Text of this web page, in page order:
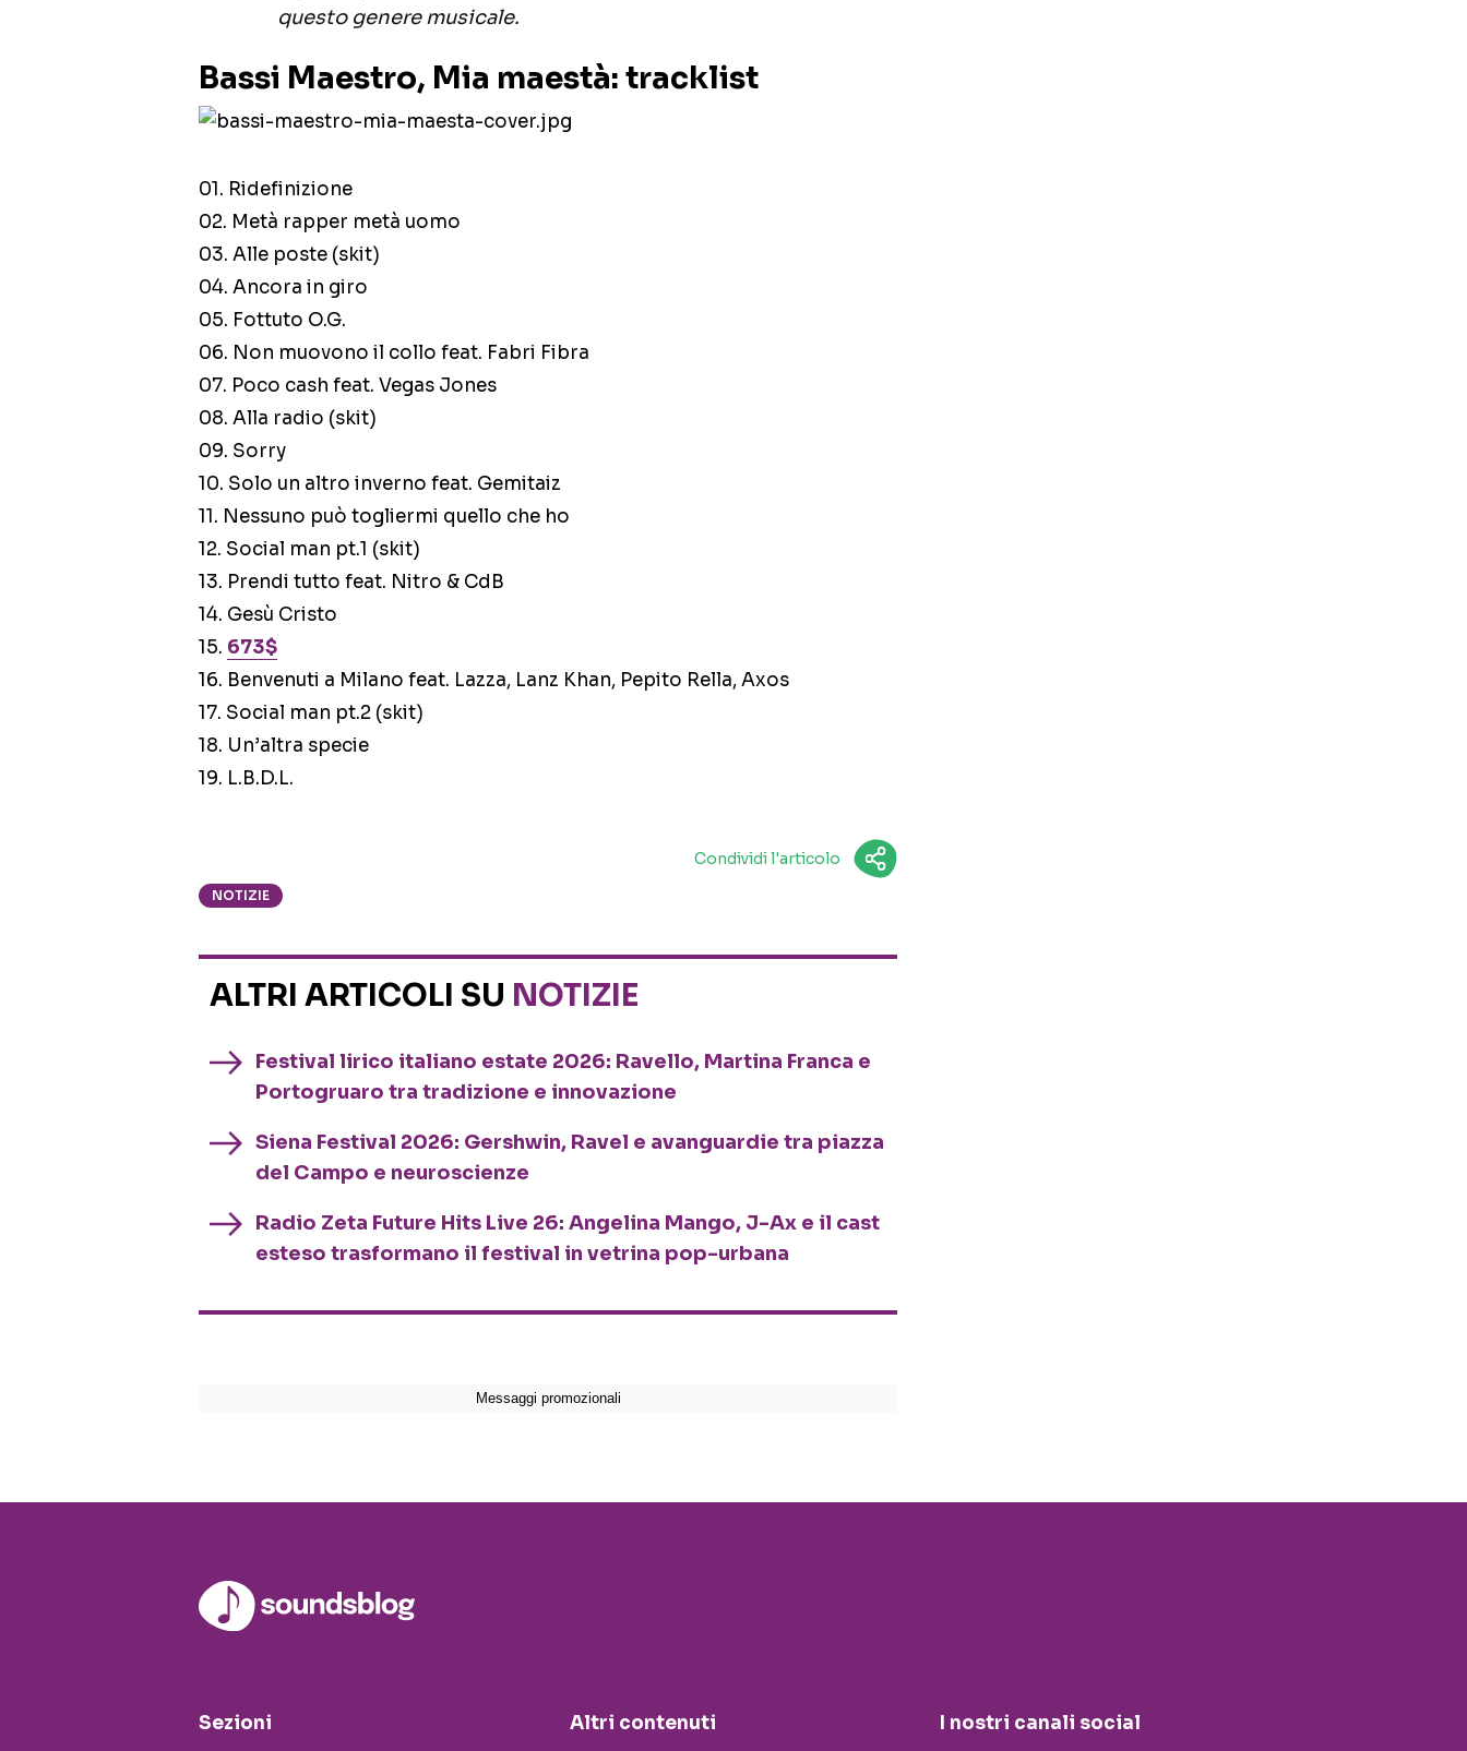
questo genere musicale.
Bassi Maestro, Mia maestà: tracklist
01. Ridefinizione
02. Metà rapper metà uomo
03. Alle poste (skit)
04. Ancora in giro
05. Fottuto O.G.
06. Non muovono il collo feat. Fabri Fibra
07. Poco cash feat. Vegas Jones
08. Alla radio (skit)
09. Sorry
10. Solo un altro inverno feat. Gemitaiz
11. Nessuno può togliermi quello che ho
12. Social man pt.1 (skit)
13. Prendi tutto feat. Nitro & CdB
14. Gesù Cristo
15. 673$
16. Benvenuti a Milano feat. Lazza, Lanz Khan, Pepito Rella, Axos
17. Social man pt.2 (skit)
18. Un’altra specie
19. L.B.D.L.
Condividi l'articolo
NOTIZIE
ALTRI ARTICOLI SU NOTIZIE
Festival lirico italiano estate 2026: Ravello, Martina Franca e
Portogruaro tra tradizione e innovazione
Siena Festival 2026: Gershwin, Ravel e avanguardie tra piazza
del Campo e neuroscienze
Radio Zeta Future Hits Live 26: Angelina Mango, J-Ax e il cast
esteso trasformano il festival in vetrina pop-urbana
Sezioni Altri contenuti I nostri canali social